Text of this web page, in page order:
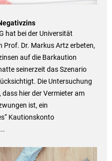
hat bei der Universität
Prof. Dr. Markus Artz erbeten,
auf die Barkaution
seinerzeit das Szenario
Die Untersuchung
hier der Vermieter am
ist, ein
Kautionskonto